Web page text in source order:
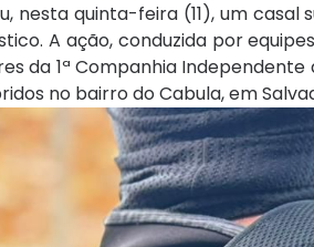
nesta quinta-feira (11), um
A ação, conduzida por
da 1ª Companhia
no bairro do Cabula, em